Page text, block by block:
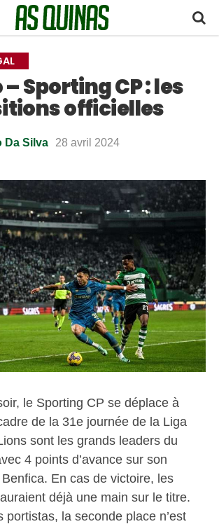
– Sporting CP : les
officielles
Da Silva 28 avril 2024
le Sporting CP se déplace à
de la 31e journée de la Liga
sont les grands leaders du
4 points d’avance sur son
En cas de victoire, les
déjà une main sur le titre.
portistas, la seconde place n’est